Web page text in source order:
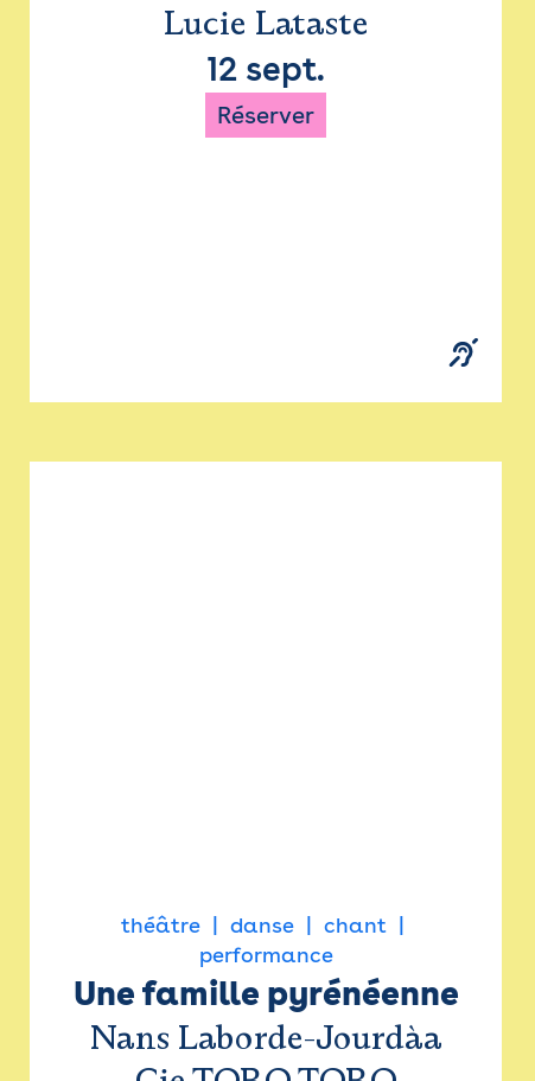
Lucie Lataste
12 sept.
Réserver
théâtre danse
chant
performance
Une famille pyrénéenne
Nans Laborde-Jourdàa